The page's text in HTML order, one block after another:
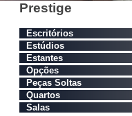
Prestige
Escritórios
Estúdios
Estantes
Opções
Peças Soltas
Quartos
Salas